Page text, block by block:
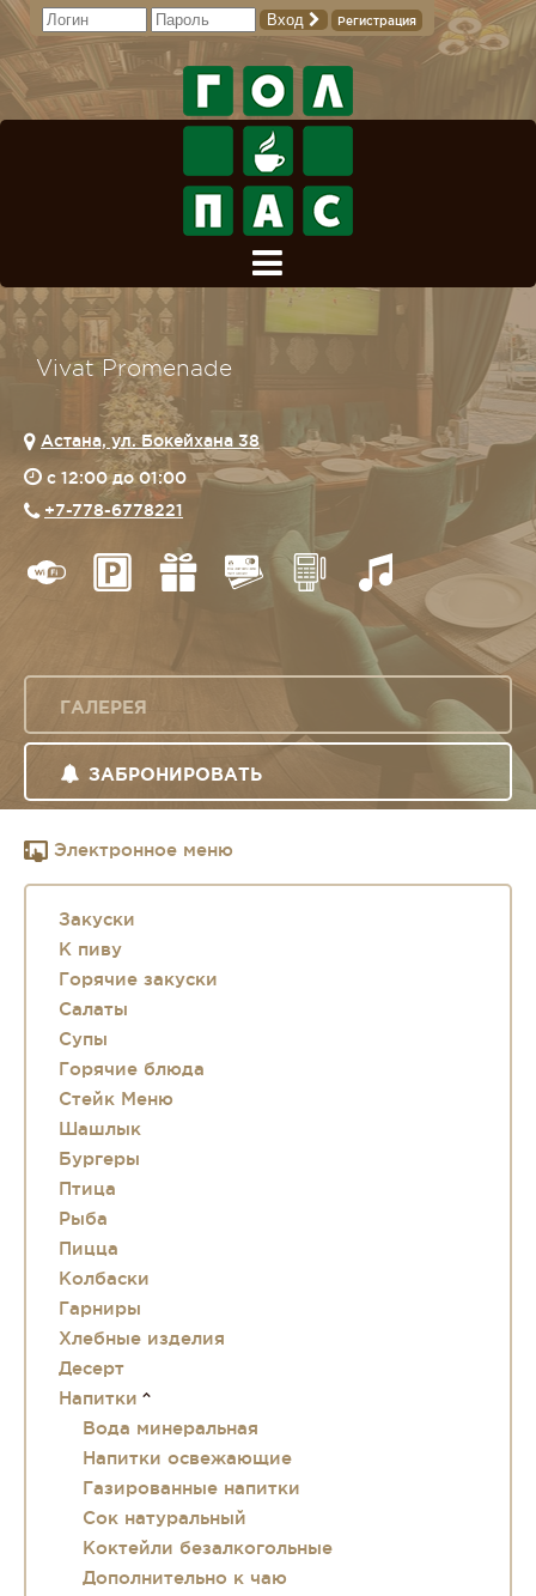
Вход Регистрация
Vivat Promenade
Астана, ул. Бокейхана 38
c 12:00 до 01:00
+7-778-6778221
ГАЛЕРЕЯ
ЗАБРОНИРОВАТЬ
Электронное меню
Закуски
К пиву
Горячие закуски
Салаты
Супы
Горячие блюда
Стейк Меню
Шашлык
Бургеры
Птица
Рыба
Пицца
Колбаски
Гарниры
Хлебные изделия
Десерт
Напитки
Вода минеральная
Напитки освежающие
Газированные напитки
Сок натуральный
Коктейли безалкогольные
Дополнительно к чаю